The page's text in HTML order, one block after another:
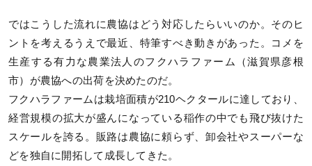
ではこうした流れに農協はどう対応したらいいのか。そのヒ
ントを考えるうえで最近、特筆すべき動きがあった。コメを
生産する有力な農業法人のフクハラファーム（滋賀県彦根
市）が農協への出荷を決めたのだ。
フクハラファームは栽培面積が210ヘクタールに達しており、
経営規模の拡大が盛んになっている稲作の中でも飛び抜けた
スケールを誇る。販路は農協に頼らず、卸会社やスーパーな
どを独自に開拓して成長してきた。